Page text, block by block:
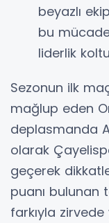
beyazlı
bu
liderlik
Sezonun ilk
mağlup eden
deplasmanda
olarak
geçerek
puanı bulunan
farkıyla